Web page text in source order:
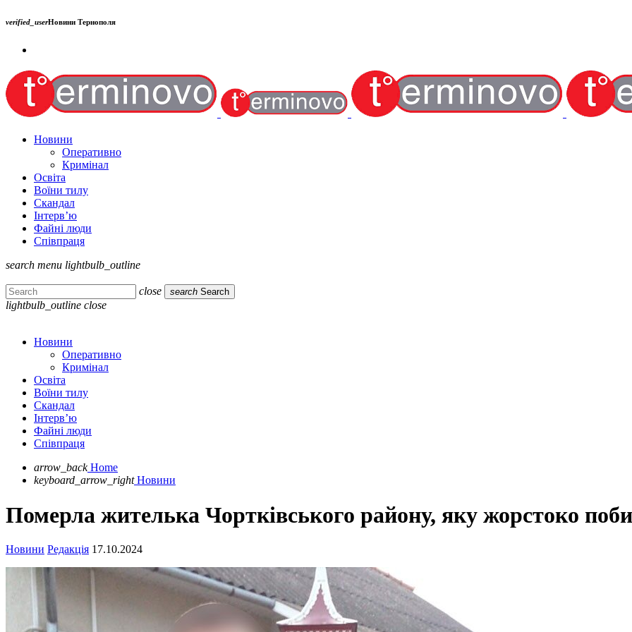
verified_userНовини Тернополя
Новини
Оперативно
Кримінал
Освіта
Воїни тилу
Скандал
Інтерв’ю
Файні люди
Співпраця
search menu lightbulb_outline
close search Search
lightbulb_outline close
Новини
Оперативно
Кримінал
Освіта
Воїни тилу
Скандал
Інтерв’ю
Файні люди
Співпраця
arrow_back Home
keyboard_arrow_right Новини
Померла жителька Чортківського району, яку жорстоко
Новини Редакція 17.10.2024